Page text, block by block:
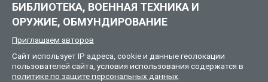
БИБЛИОТЕКА, ВОЕННАЯ ТЕХНИКА И
ОРУЖИЕ, ОБМУНДИРОВАНИЕ
Приглашаем авторов
Сайт использует IP адреса, cookie и данные геолокации
пользователей сайта, условия использования содержатся в
политике по защите персональных данных